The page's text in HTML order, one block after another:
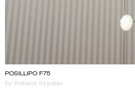
POSILLIPO F75
by Robert Stadler